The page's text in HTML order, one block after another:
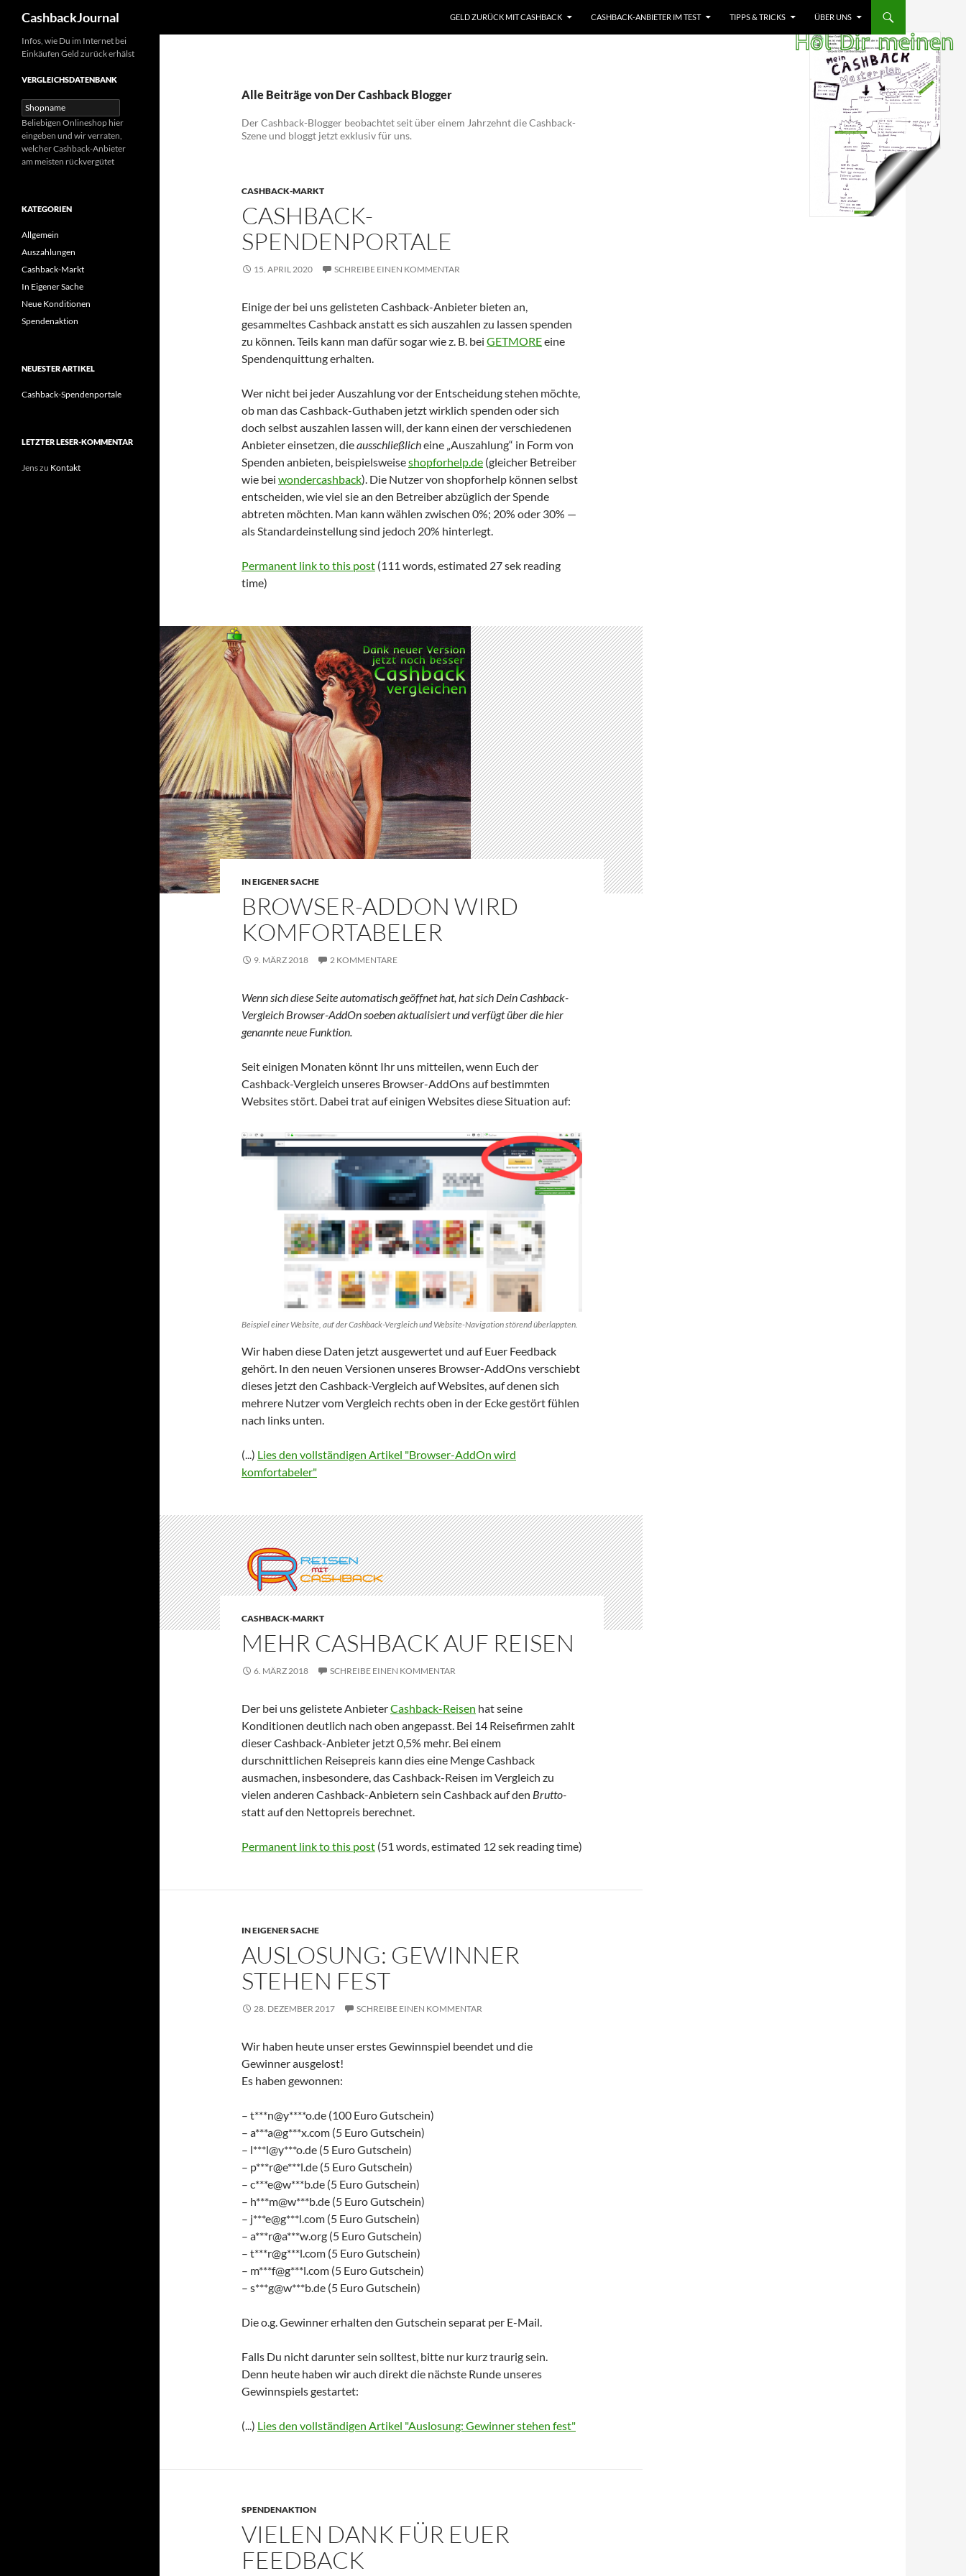
Inhalt
springen
CashbackJournal GELD ZURÜCK MIT CASHBACK CASHBACK-ANBIETER IM TEST TIPPS & TRICKS ÜBER UNS
Alle Beiträge von Der Cashback Blogger
Der Cashback-Blogger beobachtet seit über einem Jahrzehnt die Cashback-
Szene und bloggt jetzt exklusiv für uns.
CASHBACK-MARKT
CASHBACK-
SPENDENPORTALE
15. APRIL 2020 SCHREIBE EINEN KOMMENTAR
Einige der bei uns gelisteten Cashback-Anbieter bieten an,
gesammeltes Cashback anstatt es sich auszahlen zu lassen spenden
zu können. Teils kann man dafür sogar wie z. B. bei GETMOREeine
Spendenquittung erhalten.
Wer nicht bei jeder Auszahlung vor der Entscheidung stehen möchte,
ob man das Cashback-Guthaben jetzt wirklich spenden oder sich
doch selbst auszahlen lassen will, der kann einen der verschiedenen
Anbieter einsetzen, dieausschließlicheine „Auszahlung“ in Form von
Spenden anbieten, beispielsweiseshopforhelp.de (gleicher Betreiber
wie bei wondercashback). Die Nutzer von shopforhelp können selbst
entscheiden, wie viel sie an den Betreiber abzüglich der Spende
abtreten möchten. Man kann wählen zwischen 0%; 20% oder 30% —
als Standardeinstellung sind jedoch 20% hinterlegt.
Permanent link to this post (111 words, estimated 27 sek reading
time)
IN EIGENER SACHE
BROWSER-ADDON WIRD
KOMFORTABELER
9. MÄRZ 2018 2 KOMMENTARE
Wenn sich diese Seite automatisch geöffnet hat, hat sich Dein Cashback-
Vergleich Browser-AddOn soeben aktualisiert und verfügt über die hier
genannte neue Funktion.
Seit einigen Monaten könnt Ihr uns mitteilen, wenn Euch der
Cashback-Vergleich unseres Browser-AddOns auf bestimmten
Websites stört. Dabei trat auf einigen Websites diese Situation auf:
Beispiel einer Website, auf der Cashback-Vergleich und Website-Navigation störend überlappten.
Wir haben diese Daten jetzt ausgewertet und auf Euer Feedback
gehört. In den neuen Versionen unseres Browser-AddOns verschiebt
dieses jetzt den Cashback-Vergleich auf Websites, auf denen sich
mehrere Nutzer vom Vergleich rechts oben in der Ecke gestört fühlen
nach links unten.
(...) Lies den vollständigen Artikel "Browser-AddOn wird
komfortabeler"
CASHBACK-MARKT
MEHR CASHBACK AUF REISEN
6. MÄRZ 2018 SCHREIBE EINEN KOMMENTAR
Der bei uns gelistete AnbieterCashback-Reisen hat seine
Konditionen deutlich nach oben angepasst. Bei 14 Reisefirmen zahlt
dieser Cashback-Anbieter jetzt 0,5% mehr. Bei einem
durschnittlichen Reisepreis kann dies eine Menge Cashback
ausmachen, insbesondere, das Cashback-Reisen im Vergleich zu
vielen anderen Cashback-Anbietern sein Cashback auf den Brutto-
statt auf den Nettopreis berechnet.
Permanent link to this post (51 words, estimated 12 sek reading time)
IN EIGENER SACHE
AUSLOSUNG: GEWINNER
STEHEN FEST
28. DEZEMBER 2017 SCHREIBE EINEN KOMMENTAR
Wir haben heute unser erstes Gewinnspiel beendet und die
Gewinner ausgelost!
Es haben gewonnen:
– t***n@y****o.de (100 Euro Gutschein)
– a***a@g***x.com (5 Euro Gutschein)
– l***l@y***o.de (5 Euro Gutschein)
– p***r@e***l.de (5 Euro Gutschein)
– c***e@w***b.de (5 Euro Gutschein)
– h***m@w***b.de (5 Euro Gutschein)
– j***e@g***l.com (5 Euro Gutschein)
– a***r@a***w.org (5 Euro Gutschein)
– t***r@g***l.com (5 Euro Gutschein)
– m***f@g***l.com (5 Euro Gutschein)
– s***g@w***b.de (5 Euro Gutschein)
Die o.g. Gewinner erhalten den Gutschein separat per E-Mail.
Falls Du nicht darunter sein solltest, bitte nur kurz traurig sein.
Denn heute haben wir auch direkt die nächste Runde unseres
Gewinnspiels gestartet:
(...) Lies den vollständigen Artikel "Auslosung: Gewinner stehen fest"
SPENDENAKTION
VIELEN DANK FÜR EUER
FEEDBACK
Infos, wie Du im Internet bei
Einkäufen Geld zurück erhälst
VERGLEICHSDATENBANK
Beliebigen Onlineshop hier
eingeben und wir verraten,
welcher Cashback-Anbieter
am meisten rückvergütet
KATEGORIEN
Allgemein
Auszahlungen
Cashback-Markt
In Eigener Sache
Neue Konditionen
Spendenaktion
NEUESTER ARTIKEL
Cashback-Spendenportale
LETZTER LESER-KOMMENTAR
Jenszu Kontakt